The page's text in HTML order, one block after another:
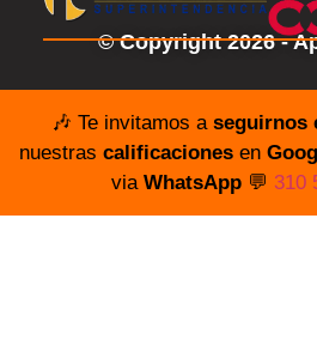
© Copyright 2026 -
🎶 Te invitamos a seguirnos
nuestras calificacionesen
via WhatsApp💬 310